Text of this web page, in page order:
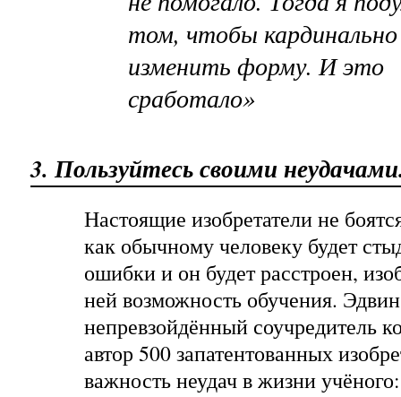
том, чтобы кардинально
изменить форму. И это
сработало»
3. Пользуйтесь своими
Настоящие изобретатели не
как обычному человеку будет
ошибки и он будет расстроен,
ней возможность обучения.
непревзойдённый соучредитель
автор 500 запатентованных
важность неудач в жизни учёного: